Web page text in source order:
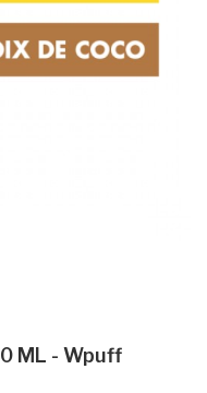
ML - Wpuff